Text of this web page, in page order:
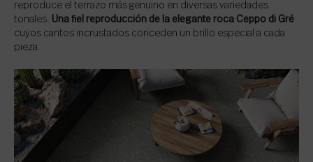
reproduce el terrazo más genuino en diversas variedades
tonales. Una fiel reproducción de la elegante roca Ceppo di Gré
cuyos cantos incrustados conceden un brillo especial a cada
pieza.